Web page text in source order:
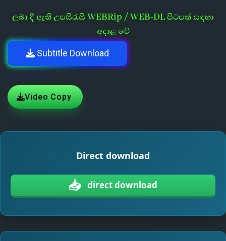
ලබා දී ඇති උපසිරැසි WEBRip / WEB-DL පිටපත් සඳහා
අදාළ වේ
Subtitle Download
[post-views]
Video Copy
Direct download
📥 direct download